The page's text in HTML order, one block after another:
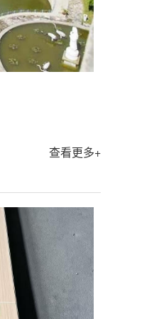
查看更多+